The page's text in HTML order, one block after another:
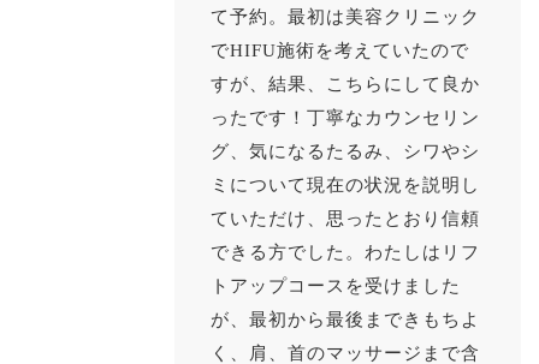
て予約。最初は美容クリニック
でHIFU施術を考えていたので
すが、結果、こちらにして良か
ったです！丁寧なカウンセリン
グ、気になるたるみ、シワやシ
ミについて現在の状況を説明し
ていただけ、思ったとおり信頼
できる方でした。わたしはリフ
トアップコースを受けました
が、最初から最後まできもちよ
く、肩、首のマッサージまで含